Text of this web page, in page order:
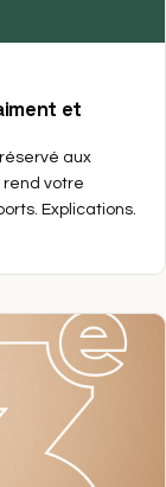
et
aux
votre
Explications.